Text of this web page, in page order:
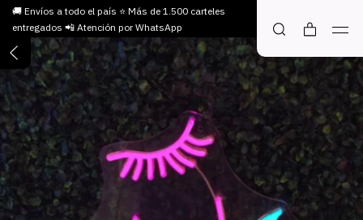
🚚 Envíos a todo el país ⭐ Más de 1.500 carteles
entregados 📲 Atención por WhatsApp